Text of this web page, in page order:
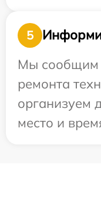
5
Мы сообщим
ремонта
организуем
место и